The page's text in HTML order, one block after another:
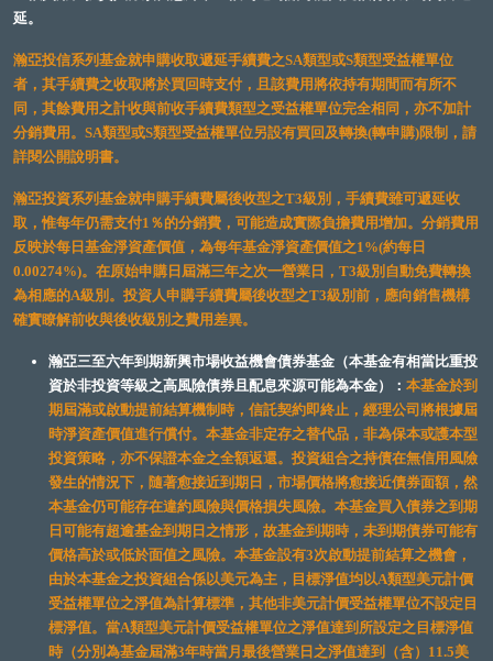
延。
瀚亞投信系列基金就申購收取遞延手續費之SA類型或S類型受益權單位
者，其手續費之收取將於買回時支付，且該費用將依持有期間而有所不
同，其餘費用之計收與前收手續費類型之受益權單位完全相同，亦不加計
分銷費用。SA類型或S類型受益權單位另設有買回及轉換(轉申購)限制，請
詳閱公開說明書。
瀚亞投資系列基金就申購手續費屬後收型之T3級別，手續費雖可遞延收
取，惟每年仍需支付1％的分銷費，可能造成實際負擔費用增加。分銷費用
反映於每日基金淨資產價值，為每年基金淨資產價值之1%(約每日
0.00274%)。在原始申購日屆滿三年之次一營業日，T3級別自動免費轉換
為相應的A級別。投資人申購手續費屬後收型之T3級別前，應向銷售機構
確實瞭解前收與後收級別之費用差異。
瀚亞三至六年到期新興市場收益機會債券基金（本基金有相當比重投
資於非投資等級之高風險債券且配息來源可能為本金）： 本基金於到
期屆滿或啟動提前結算機制時，信託契約即終止，經理公司將根據屆
時淨資產價值進行償付。本基金非定存之替代品，非為保本或護本型
投資策略，亦不保證本金之全額返還。投資組合之持債在無信用風險
發生的情況下，隨著愈接近到期日，市場價格將愈接近債券面額，然
本基金仍可能存在違約風險與價格損失風險。本基金買入債券之到期
日可能有超逾基金到期日之情形，故基金到期時，未到期債券可能有
價格高於或低於面值之風險。本基金設有3次啟動提前結算之機會，
由於本基金之投資組合係以美元為主，目標淨值均以A類型美元計價
受益權單位之淨值為計算標準，其他非美元計價受益權單位不設定目
標淨值。當A類型美元計價受益權單位之淨值達到所設定之目標淨值
時（分別為基金屆滿3年時當月最後營業日之淨值達到（含）11.5美